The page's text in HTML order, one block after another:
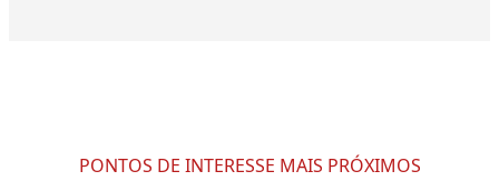
PONTOS DE INTERESSE MAIS PRÓXIMOS